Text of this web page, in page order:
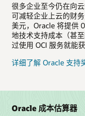
很多企业至今仍在向
可减轻企业上云的财
美元，Oracle 将提供
地技术支持成本（甚
过使用 OCI 服务就能
详细了解 Oracle 支持
Oracle 成本估算器